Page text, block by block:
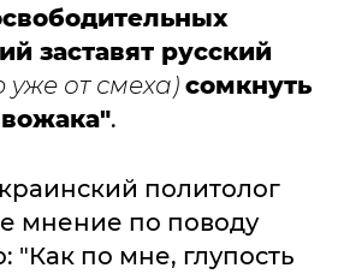
заставят русский
от смеха) сомкнуть
.
политолог
мнение по поводу
"Как по мне, глупость